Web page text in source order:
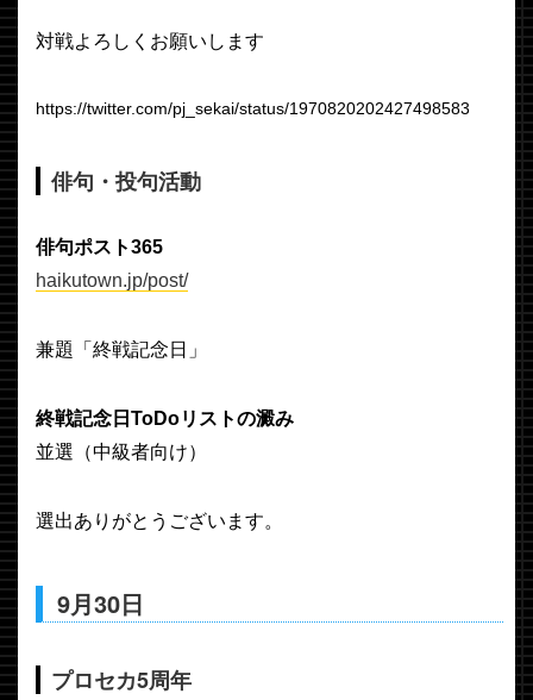
対戦よろしくお願いします
https://twitter.com/pj_sekai/status/1970820202427498583
俳句・投句活動
俳句ポスト365
haikutown.jp/post/
兼題「終戦記念日」
終戦記念日ToDoリストの澱み
並選（中級者向け）
選出ありがとうございます。
9月30日
プロセカ5周年